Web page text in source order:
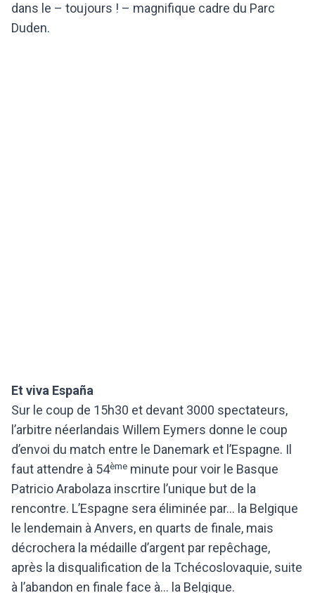
dans le – toujours ! – magnifique cadre du Parc
Duden.
Et viva España
Sur le coup de 15h30 et devant 3000 spectateurs,
l’arbitre néerlandais Willem Eymers donne le coup
d’envoi du match entre le Danemark et l’Espagne. Il
faut attendre à 54ème minute pour voir le Basque
Patricio Arabolaza inscrtire l’unique but de la
rencontre. L’Espagne sera éliminée par… la Belgique
le lendemain à Anvers, en quarts de finale, mais
décrochera la médaille d’argent par repêchage,
après la disqualification de la Tchécoslovaquie, suite
à l’abandon en finale face à… la Belgique.